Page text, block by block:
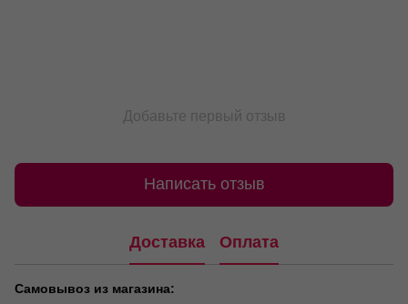
Добавьте первый отзыв
Написать отзыв
Доставка Оплата
Самовывоз из магазина: